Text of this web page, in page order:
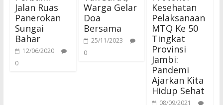
Jalan Ruas
Panerokan
Sungai
Bahar
12/06/2020
0
Warga Gelar
Doa
Bersama
25/11/2023
0
Kesehatan
Pelaksanaan
MTQ Ke 50
Tingkat
Provinsi
Jambi:
Pandemi
Ajarkan Kita
Hidup Sehat
08/09/2021